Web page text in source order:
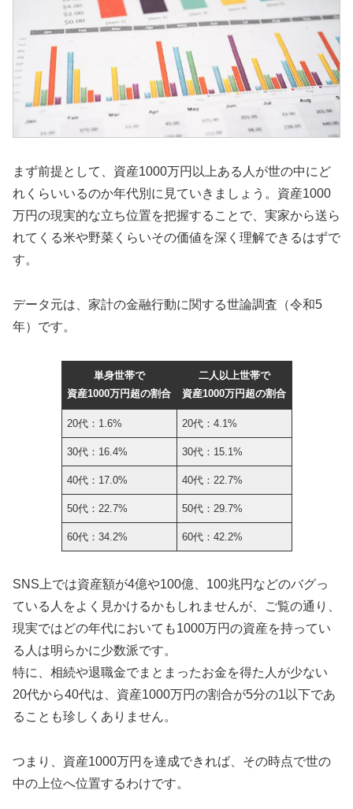
まず前提として、資産1000万円以上ある人が世の中にど
れくらいいるのか年代別に見ていきましょう。資産1000
万円の現実的な立ち位置を把握することで、実家から送ら
れてくる米や野菜くらいその価値を深く理解できるはずで
す。
データ元は、家計の金融行動に関する世論調査（令和5
年）です。
単身世帯で
資産1000万円超の割合
二人以上世帯で
資産1000万円超の割合
20代：1.6% 20代：4.1%
30代：16.4% 30代：15.1%
40代：17.0% 40代：22.7%
50代：22.7% 50代：29.7%
60代：34.2% 60代：42.2%
SNS上では資産額が4億や100億、100兆円などのバグっ
ている人をよく見かけるかもしれませんが、ご覧の通り、
現実ではどの年代においても1000万円の資産を持ってい
る人は明らかに少数派です。
特に、相続や退職金でまとまったお金を得た人が少ない
20代から40代は、資産1000万円の割合が5分の1以下であ
ることも珍しくありません。
つまり、資産1000万円を達成できれば、その時点で世の
中の上位へ位置するわけです。